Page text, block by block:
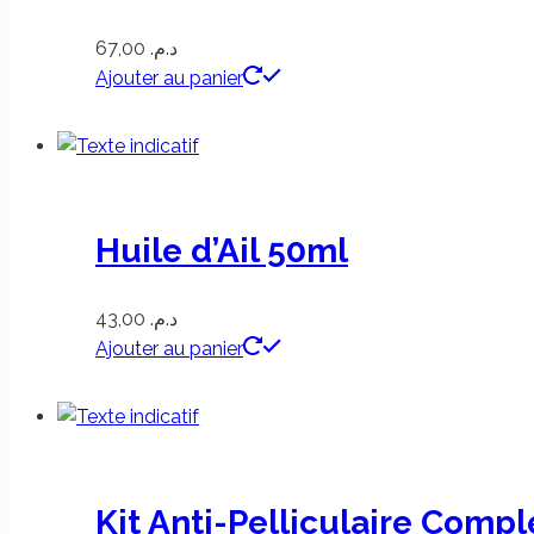
د.م.
Ajouter au panier
Huile d’Ail 50ml
د.م.
Ajouter au panier
Kit Anti-Pelliculaire